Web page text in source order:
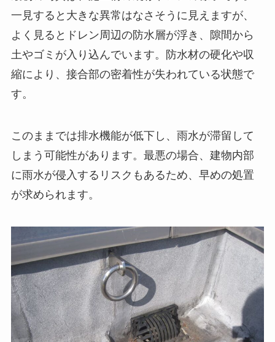
一見すると大きな異常はなさそうに見えますが、
よく見るとドレン周辺の防水層が浮き、隙間から
土やゴミが入り込んでいます。防水材の硬化や収
縮により、接合部の密着性が失われている状態で
す。
このままでは排水機能が低下し、雨水が滞留して
しまう可能性があります。最悪の場合、建物内部
に雨水が侵入するリスクもあるため、早めの処置
が求められます。